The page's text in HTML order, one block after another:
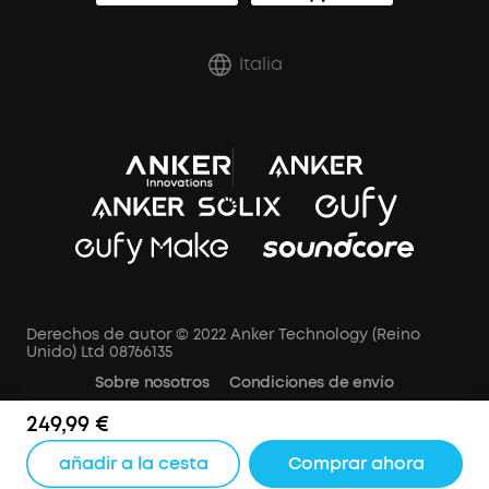
249,99 €
añadir a la cesta Comprar ahora
Italia
Derechos de autor © 2022 Anker Technology (Reino
Unido) Ltd 08766135
Sobre nosotros
Condiciones de envío
Política de cancelación
Términos de Uso
Aviso de cookies
Configuración de cookies
Aviso Datos